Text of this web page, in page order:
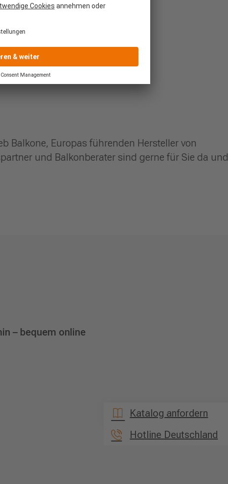
Balkone, Europas führenden Hersteller von
und Balkonberater sind gerne für Sie da und
– bequem online
Katalog anfordern
Hotline Deutschland